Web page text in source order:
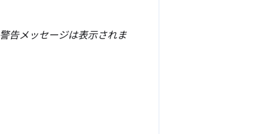
警告メッセージは表示されま